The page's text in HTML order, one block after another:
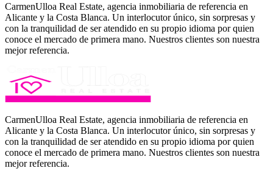
CarmenUlloa Real Estate, agencia inmobiliaria de referencia en
Alicante y la Costa Blanca. Un interlocutor único, sin sorpresas y
con la tranquilidad de ser atendido en su propio idioma por quien
conoce el mercado de primera mano. Nuestros clientes son nuestra
mejor referencia.
CarmenUlloa Real Estate, agencia inmobiliaria de referencia en
Alicante y la Costa Blanca. Un interlocutor único, sin sorpresas y
con la tranquilidad de ser atendido en su propio idioma por quien
conoce el mercado de primera mano. Nuestros clientes son nuestra
mejor referencia.